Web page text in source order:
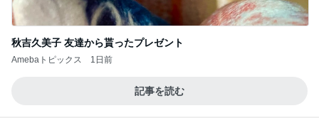
秋吉久美子 友達から貰ったプレゼント
Amebaトピックス 1日前
記事を読む